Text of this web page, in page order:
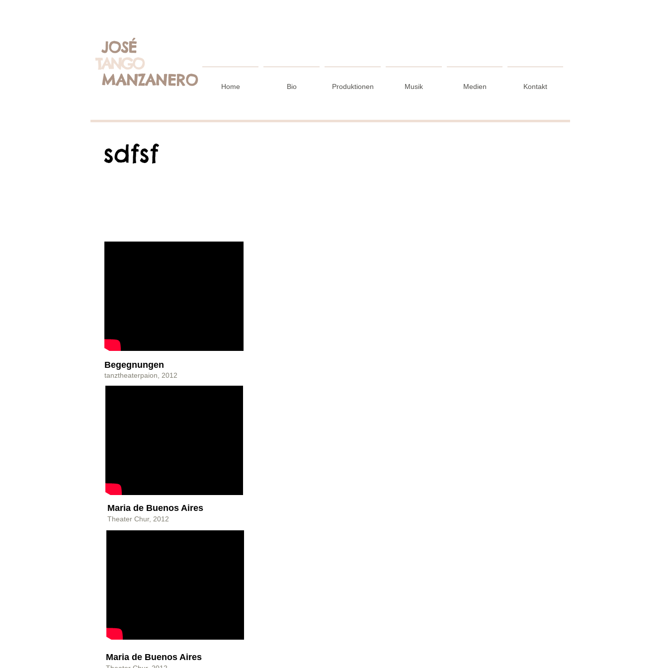
JOSÉ
TANGO
MANZANERO Home Bio Produktionen Musik Medien Kontakt
sdfsf
Begegnungen
tanztheaterpaion, 2012
Maria de Buenos Aires
Theater Chur, 2012​​
Maria de Buenos Aires